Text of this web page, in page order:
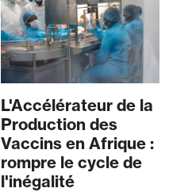
L'Accélérateur de la
Production des
Vaccins en Afrique :
rompre le cycle de
l'inégalité